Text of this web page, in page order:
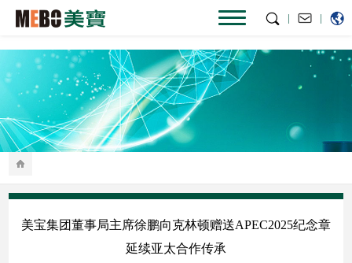
|
|
美宝集团董事局主席徐鹏向克林顿赠送APEC2025纪念章
延续亚太合作传承